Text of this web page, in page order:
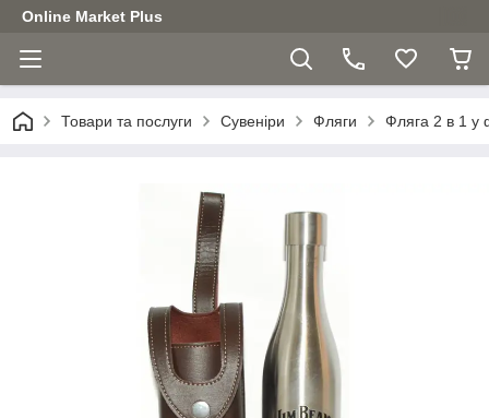
Online Market Plus
Товари та послуги Сувеніри Фляги Фляга 2 в 1 у